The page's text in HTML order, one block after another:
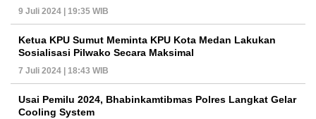
9 Juli 2024 | 19:35 WIB
Ketua KPU Sumut Meminta KPU Kota Medan Lakukan
Sosialisasi Pilwako Secara Maksimal
7 Juli 2024 | 18:43 WIB
Usai Pemilu 2024, Bhabinkamtibmas Polres Langkat Gelar
Cooling System